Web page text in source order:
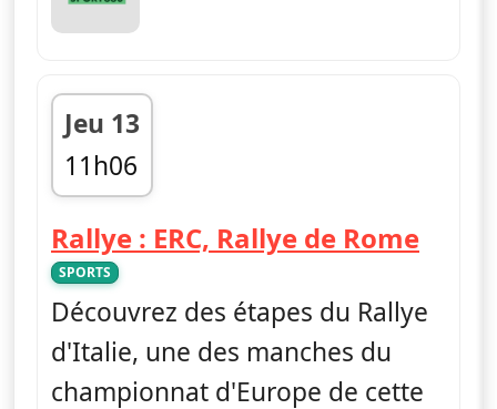
Jeu 13
11h06
fin 11h32
Rallye : ERC, Rallye de Rome—
SPORTS
Découvrez des étapes du Rallye
d'Italie, une des manches du
championnat d'Europe de cette